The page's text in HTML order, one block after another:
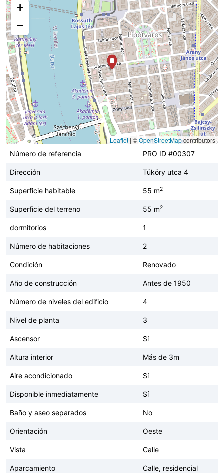
+
−
Leaflet | ©OpenStreetMapcontributors
Número de referencia
PRO ID #00307
Dirección Tüköry utca 4
Superficie habitable 55 m2
Superficie del terreno 55 m2
dormitorios 1
Número de habitaciones 2
Condición Renovado
Año de construcción Antes de 1950
Número de niveles del edificio 4
Nivel de planta 3
Ascensor Sí
Altura interior Más de 3m
Aire acondicionado Sí
Disponible inmediatamente Sí
Baño y aseo separados No
Orientación Oeste
Vista Calle
Aparcamiento Calle, residencial